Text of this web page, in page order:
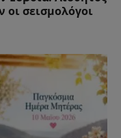
οι σεισμολόγοι